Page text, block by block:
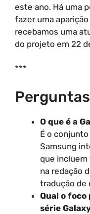
este ano. Há uma
fazer uma
recebamos uma
do projeto em 22
***
O que é a
É o
Samsung
que incluem
na redação
tradução de
Qual o
série